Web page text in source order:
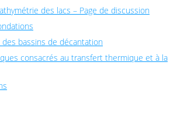
des lacs – Page de discussion
bassins de décantation
consacrés au transfert thermique et à la